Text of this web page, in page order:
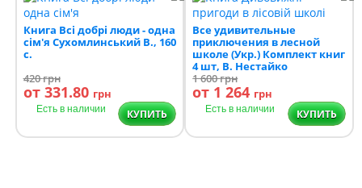
Книга Всі добрі люди - одна
сім'я Сухомлинський В., 160
с.
420грн
от 331.80 грн
Есть в наличии КУПИТЬ
Все удивительные
приключения в лесной
школе (Укр.) Комплект книг
4 шт, В. Нестайко
1 600грн
от 1 264 грн
Есть в наличии КУПИТЬ